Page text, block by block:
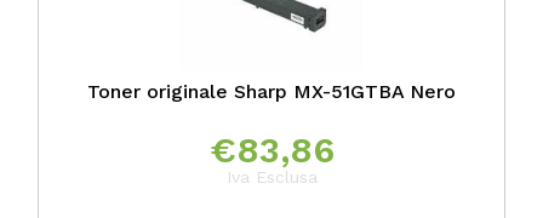
Toner originale Sharp MX-51GTBA Nero
€83,86
Iva Esclusa